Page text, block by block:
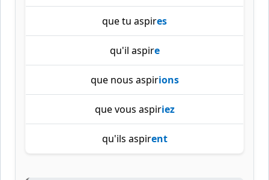
que tu aspires
qu'il aspire
que nous aspirions
que vous aspiriez
qu'ils aspirent